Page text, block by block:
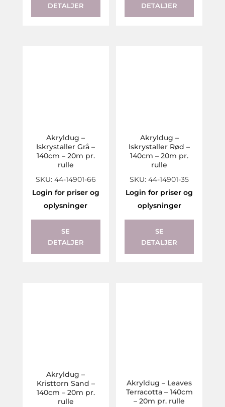
DETALJER DETALJER
Akryldug –
Iskrystaller Grå –
140cm – 20m pr.
rulle
SKU: 44-14901-66
Login for priser og
oplysninger
SE
DETALJER
Akryldug –
Iskrystaller Rød –
140cm – 20m pr.
rulle
SKU: 44-14901-35
Login for priser og
oplysninger
SE
DETALJER
Akryldug –
Kristtorn Sand –
140cm – 20m pr.
rulle
Akryldug – Leaves
Terracotta – 140cm
– 20m pr. rulle